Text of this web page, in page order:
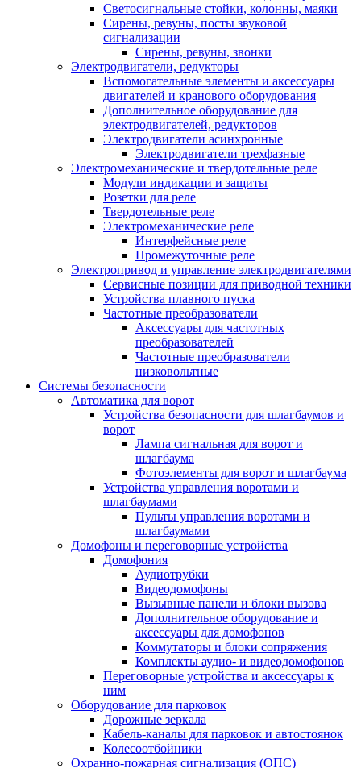
Светосигнальные стойки, колонны, маяки
Сирены, ревуны, посты звуковой
сигнализации
Сирены, ревуны, звонки
Электродвигатели, редукторы
Вспомогательные элементы и аксессуары
двигателей и кранового оборудования
Дополнительное оборудование для
электродвигателей, редукторов
Электродвигатели асинхронные
Электродвигатели трехфазные
Электромеханические и твердотельные реле
Модули индикации и защиты
Розетки для реле
Твердотельные реле
Электромеханические реле
Интерфейсные реле
Промежуточные реле
Электропривод и управление электродвигателями
Сервисные позиции для приводной техники
Устройства плавного пуска
Частотные преобразователи
Аксессуары для частотных
преобразователей
Частотные преобразователи
низковольтные
Системы безопасности
Автоматика для ворот
Устройства безопасности для шлагбаумов и
ворот
Лампа сигнальная для ворот и
шлагбаума
Фотоэлементы для ворот и шлагбаума
Устройства управления воротами и
шлагбаумами
Пульты управления воротами и
шлагбаумами
Домофоны и переговорные устройства
Домофония
Аудиотрубки
Видеодомофоны
Вызывные панели и блоки вызова
Дополнительное оборудование и
аксессуары для домофонов
Коммутаторы и блоки сопряжения
Комплекты аудио- и видеодомофонов
Переговорные устройства и аксессуары к
ним
Оборудование для парковок
Дорожные зеркала
Кабель-каналы для парковок и автостоянок
Колесоотбойники
Охранно-пожарная сигнализация (ОПС)